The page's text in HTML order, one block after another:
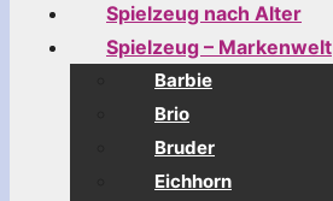
Spielzeug nach Alter
Spielzeug – Markenwelt
Barbie
Brio
Bruder
Eichhorn